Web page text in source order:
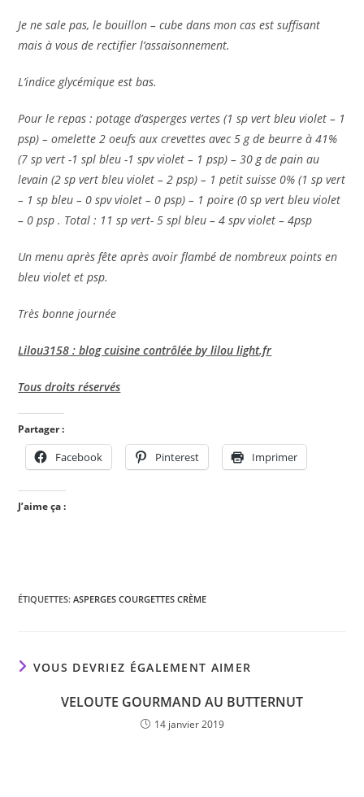
Je ne sale pas, le bouillon – cube dans mon cas est suffisant
mais à vous de rectifier l’assaisonnement.
L’indice glycémique est bas.
Pour le repas : potage d’asperges vertes (1 sp vert bleu violet – 1
psp) – omelette 2 oeufs aux crevettes avec 5 g de beurre à 41%
(7 sp vert -1 spl bleu -1 spv violet – 1 psp) – 30 g de pain au
levain (2 sp vert bleu violet – 2 psp) – 1 petit suisse 0% (1 sp vert
– 1 sp bleu – 0 spv violet – 0 psp) – 1 poire (0 sp vert bleu violet
– 0 psp . Total : 11 sp vert- 5 spl bleu – 4 spv violet – 4psp
Un menu après fête après avoir flambé de nombreux points en
bleu violet et psp.
Très bonne journée
Lilou3158 : blog cuisine contrôlée by lilou light.fr
Tous droits réservés
Partager :
Facebook Pinterest Imprimer
J’aime ça :
ÉTIQUETTES:ASPERGES COURGETTES CRÈME
VOUS DEVRIEZ ÉGALEMENT AIMER
VELOUTE GOURMAND AU BUTTERNUT
14 janvier 2019